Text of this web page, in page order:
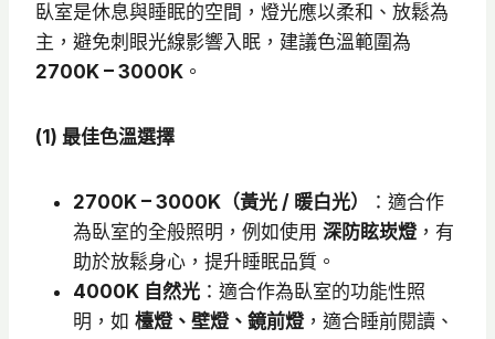
臥室是休息與睡眠的空間，燈光應以柔和、放鬆為
主，避免刺眼光線影響入眠，建議色溫範圍為
2700K – 3000K 。
(1) 最佳色溫選擇
2700K – 3000K（黃光 / 暖白光）
：適合作
為臥室的全般照明，例如使用 深防眩崁燈，有
助於放鬆身心，提升睡眠品質。
4000K 自然光 ：適合作為臥室的功能性照
明，如 檯燈、壁燈、鏡前燈，適合睡前閱讀、